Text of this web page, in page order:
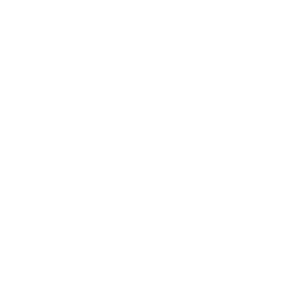
и привлекательной визуальной
ламинацию с двух сторон. Алюминиевая
и алюминиевые, индивидуального
составляет 6,0 х 30,0 м, АБК - 9,0 х 6,0 м.
Наружные ограждающие конструкции стен -